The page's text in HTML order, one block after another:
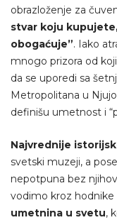
obrazloženje za
stvar koju
obogaćuje”. Iako
mnogo prizora od
da se uporedi sa
Metropolitana u
definišu umetnost i
Najvrednije
svetski muzeji, a
nepotpuna bez
vodimo kroz hodnike
umetnina u svetu,